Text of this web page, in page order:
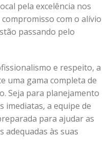
pela excelência nos
com o alívio
passando pelo
e respeito, a
uma gama completa de
Seja para planejamento
imediatas, a equipe de
para ajudar as
adequadas às suas